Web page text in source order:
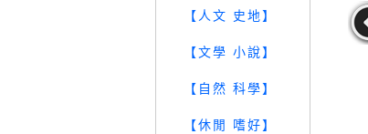
【人文 史地】
【文學 小說】
【自然 科學】
【休閒 嗜好】
【WUG】水滸傳_鏡花緣_
今古奇觀_聊齋誌異_4本
【QZE】中國創作童話-2
8、30冊_2本合售_台灣部